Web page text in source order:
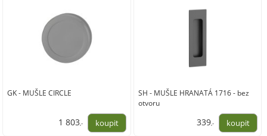
GK - MUŠLE CIRCLE
1 803,-
SH - MUŠLE HRANATÁ 1716 - bez
otvoru
339,-